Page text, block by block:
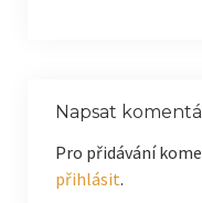
Napsat
Pro přidávání
přihlásit.